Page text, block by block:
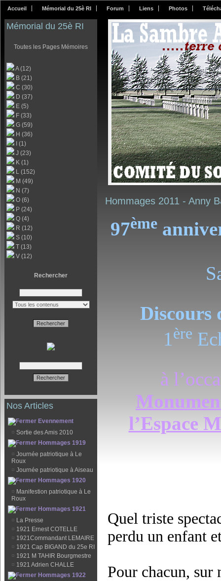
Accueil Mémorial du 25è RI Forum Liens Photos
Mémorial du 25è RI
Toutes les Pages Mémoires
A (12)
B (21)
C (30)
D (37)
E (5)
F (33)
G (59)
H (36)
I (1)
J (23)
K (1)
L (152)
M (49)
N (7)
O (6)
P (24)
Q (4)
R (12)
S (10)
T (13)
V (12)
Rechercher
Nos Articles
Evennement
¤ Sortie des Amis 2010
Hommages 1919
¤ Journée patriotique à Le
Roux
¤ Journée patriotique à Aiseau
Hommages 1920
¤ Manifestion patriotique à Le
Roux
Hommages 1921
¤ La Presse
¤ 1921 Ernest COTELLE
¤ 1921Commandant LEMAIRE
¤ 1921 Cap BIGAND du 25e RI
¤ 1921 M TAHIR Bourgmestre
¤ 1921 Adrien CHALLE
Hommages 1922
Hommages 2011 - Anny
97ème
Discours
1ère
à
l’Espace
Quel triste
perdu un enfant
Pour chacun, sur